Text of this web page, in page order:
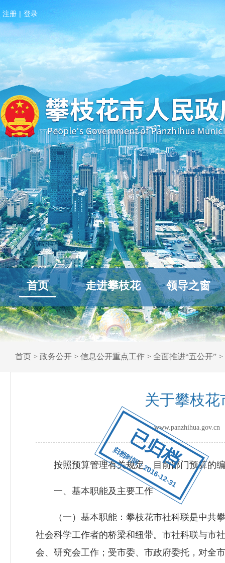
已归档
归档时间：2016-12-31
注册 | 登录
首页 走进攀枝花 领导之窗
首页 > 政务公开 > 信息公开重点工作 > 全面推进“五公开” >
关于攀枝花
按照预算管理有关规定，目前部门预算的编
一、基本职能及主要工作
（一）基本职能：攀枝花市社科联是中共攀
社会科学工作者的桥梁和纽带。市社科联与市
会、研究会工作；受市委、市政府委托，对全